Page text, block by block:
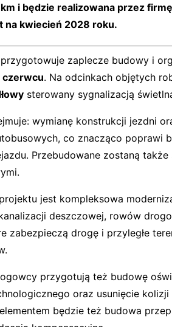
i będzie realizowana przez
na kwiecień 2028 roku.
zaplecze budowy i
czerwcu. Na odcinkach objętych
sterowany sygnalizacją
wymianę konstrukcji jezdni
co znacząco poprawi
Przebudowane zostaną
jest kompleksowa
deszczowej, rowów
zabezpieczą drogę i przyległe
przygotują też budowę
oraz usunięcie
będzie też budowa